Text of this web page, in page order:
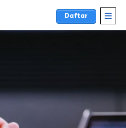
Daftar